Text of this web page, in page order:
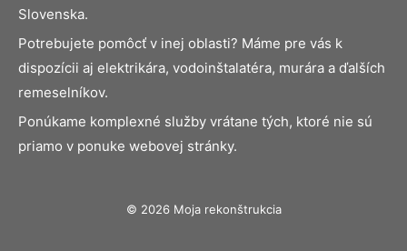
Slovenska.
Potrebujete pomôcť v inej oblasti? Máme pre vás k
dispozícii aj elektrikára, vodoinštalatéra, murára a ďalších
remeselníkov.
Ponúkame komplexné služby vrátane tých, ktoré nie sú
priamo v ponuke webovej stránky.
© 2026 Moja rekonštrukcia